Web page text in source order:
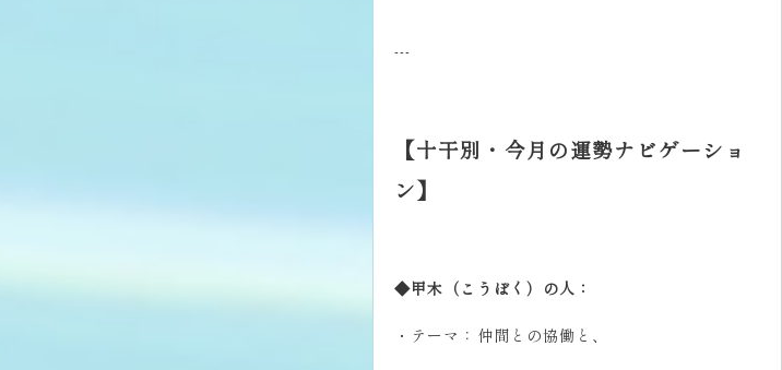
---
【十干別・今月の運勢ナビゲーショ
ン】
◆甲木（こうぼく）の人：
・テーマ：仲間との協働と、